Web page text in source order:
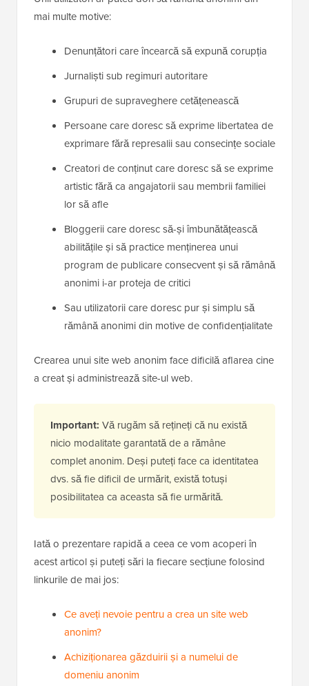
mai multe motive:
Denunțători care încearcă să expună corupția
Jurnaliști sub regimuri autoritare
Grupuri de supraveghere cetățenească
Persoane care doresc să exprime libertatea de
exprimare fără represalii sau consecințe sociale
Creatori de conținut care doresc să se exprime
artistic fără ca angajatorii sau membrii familiei
lor să afle
Bloggerii care doresc să-și îmbunătățească
abilitățile și să practice menținerea unui
program de publicare consecvent și să rămână
anonimi i-ar proteja de critici
Sau utilizatorii care doresc pur și simplu să
rămână anonimi din motive de confidențialitate
Crearea unui site web anonim face dificilă aflarea cine
a creat și administrează site-ul web.
Important: Vă rugăm să rețineți că nu există
nicio modalitate garantată de a rămâne
complet anonim. Deși puteți face ca identitatea
dvs. să fie dificil de urmărit, există totuși
posibilitatea ca aceasta să fie urmărită.
Iată o prezentare rapidă a ceea ce vom acoperi în
acest articol și puteți sări la fiecare secțiune folosind
linkurile de mai jos:
Ce aveți nevoie pentru a crea un site web
anonim?
Achiziționarea găzduirii și a numelui de
domeniu anonim